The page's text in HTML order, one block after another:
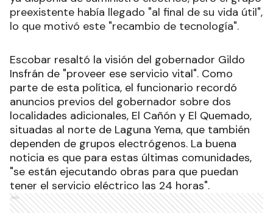
preexistente había llegado "al final de su vida útil",
lo que motivó este "recambio de tecnología".
Escobar resaltó la visión del gobernador Gildo
Insfrán de "proveer ese servicio vital". Como
parte de esta política, el funcionario recordó
anuncios previos del gobernador sobre dos
localidades adicionales, El Cañón y El Quemado,
situadas al norte de Laguna Yema, que también
dependen de grupos electrógenos. La buena
noticia es que para estas últimas comunidades,
"se están ejecutando obras para que puedan
tener el servicio eléctrico las 24 horas".
Ads